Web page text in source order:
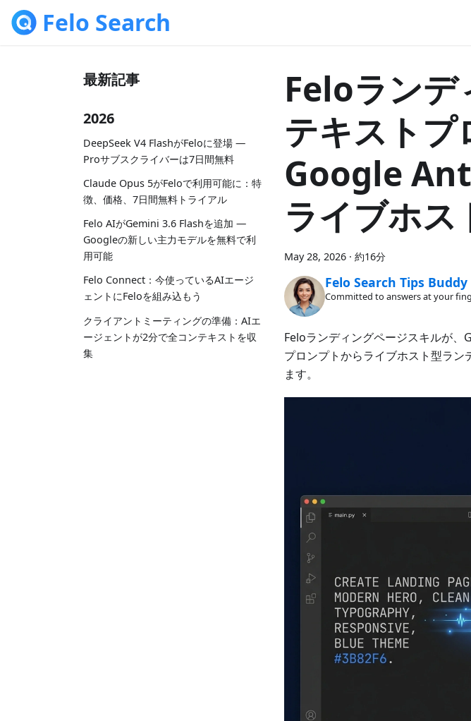
Felo Search
最新記事
2026
DeepSeek V4 FlashがFeloに登場 —
Proサブスクライバーは7日間無料
Claude Opus 5がFeloで利用可能に：特
徴、価格、7日間無料トライアル
Felo AIがGemini 3.6 Flashを追加 —
Googleの新しい主力モデルを無料で利
用可能
Felo Connect：今使っているAIエージ
ェントにFeloを組み込もう
クライアントミーティングの準備：AIエ
ージェントが2分で全コンテキストを収
集
Feloランデ
テキストプ
Google
ライブホス
May 28, 2026 · 約16分
Felo Search Tips Buddy
Committed to answers at your
Feloランディングページスキルが
プロンプトからライブホスト型ラ
ます。